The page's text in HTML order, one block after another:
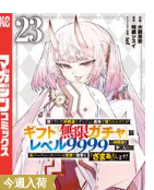
今週入荷